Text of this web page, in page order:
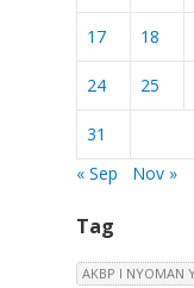
17 18
24 25
31
« Sep
Nov »
Tag
AKBP I NYOMAN